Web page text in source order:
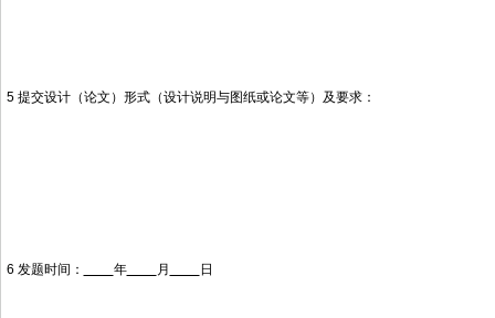
5 提交设计（论文）形式（设计说明与图纸或论文等）及要求：
6 发题时间： 年 月 日